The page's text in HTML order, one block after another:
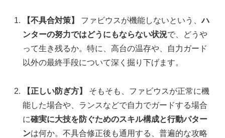
【不具合対策】 ファビウスが機能しないという、ハ
ンターの努力ではどうにもならない状況で、どうや
って生き残るか。特に、高台の温存や、自力ガード
以外の最終手段について深く掘り下げます。
【正しい防ぎ方】
そもそも、ファビウスが正常に機
能した場合や、ランスなどで自力でガードする場合
に確実に大技を防ぐためのスキル構成と行動パター
ンは何か。不具合修正後も通用する、普遍的な攻略